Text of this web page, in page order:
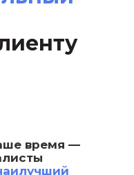
время —